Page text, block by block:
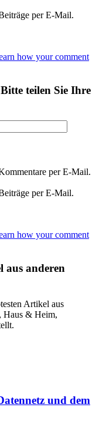
per E-Mail.
how your comment
teilen Sie Ihre
per E-Mail.
per E-Mail.
how your comment
aus anderen
Artikel aus
Haus & Heim,
und dem